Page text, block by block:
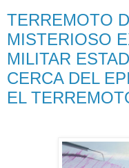
TERREMOTO
MISTERIOSO
MILITAR
CERCA DEL
EL